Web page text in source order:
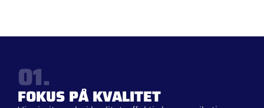
01.
FOKUS PÅ KVALITET